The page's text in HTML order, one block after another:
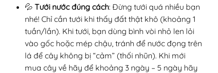
💦 Tưới nước đúng cách: Đừng tưới quá nhiều bạn
nhé! Chỉ cần tưới khi thấy đất thật khô (khoảng 1
tuần/lần). Khi tưới, bạn dùng bình vòi nhỏ len lỏi
vào gốc hoặc mép chậu, tránh để nước đọng trên
lá để cây không bị “cảm” (thối nhũn). Khi mới
mua cây về hãy để khoảng 3 ngày – 5 ngày hãy